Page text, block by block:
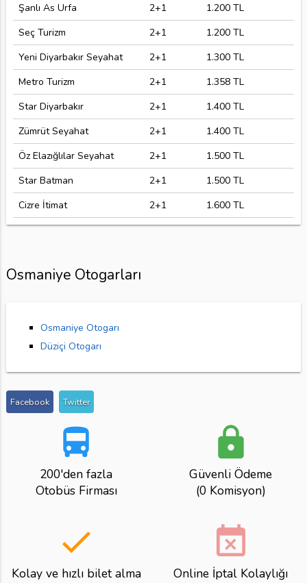
Şanlı As Urfa
2+1
1.200 TL
Seç Turizm
2+1
1.200 TL
Yeni Diyarbakır Seyahat
2+1
1.300 TL
Metro Turizm
2+1
1.358 TL
Star Diyarbakır
2+1
1.400 TL
Zümrüt Seyahat
2+1
1.400 TL
Öz Elazığlılar Seyahat
2+1
1.500 TL
Star Batman
2+1
1.500 TL
Cizre İtimat
2+1 1.600 TL
Osmaniye Otogarları
Osmaniye Otogarı
Düziçi Otogarı
Facebook Twitter
directions_bus
200'den fazla
Otobüs Firması
lock
Güvenli Ödeme
(0 Komisyon)
done
Kolay ve hızlı bilet alma
event_busy
Online İptal Kolaylığı